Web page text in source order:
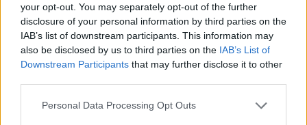
your opt-out. You may separately opt-out of the further
disclosure of your personal information by third parties on the
IAB’s list of downstream participants. This information may
also be disclosed by us to third parties on the IAB’s List of
Downstream Participants that may further disclose it to other
Personal Data Processing Opt Outs
Effectiviteit
Hoeveelheid bijwerkingen
Ik weet eigenlijk niet zo goed wat ik van het medicijn
NOS dan wordt het tocht hard minder. ik heb bijna alle